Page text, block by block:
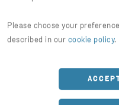
Please choose your
described in our cookie policy.